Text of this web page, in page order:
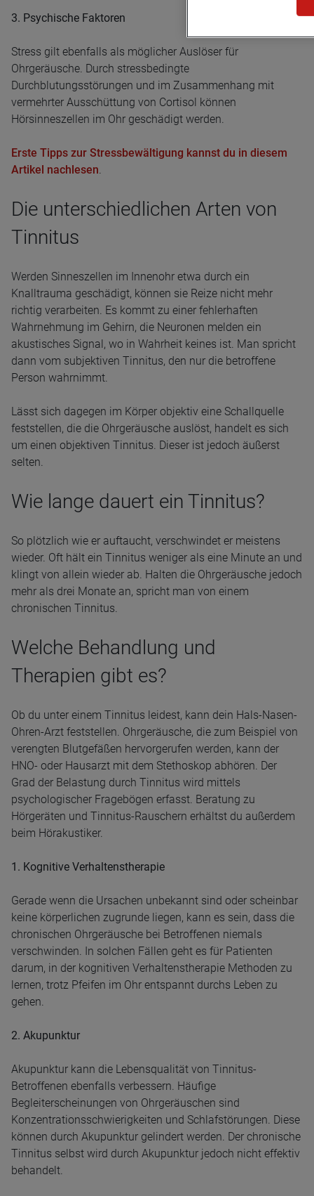
3. Psychische Faktoren
Stress gilt ebenfalls als möglicher Auslöser für
Ohrgeräusche. Durch stressbedingte
Durchblutungsstörungen und im Zusammenhang mit
vermehrter Ausschüttung von Cortisol können
Hörsinneszellen im Ohr geschädigt werden.
Erste Tipps zur Stressbewältigung kannst du in diesem
Artikel nachlesen.
Die unterschiedlichen Arten von
Tinnitus
Werden Sinneszellen im Innenohr etwa durch ein
Knalltrauma geschädigt, können sie Reize nicht mehr
richtig verarbeiten. Es kommt zu einer fehlerhaften
Wahrnehmung im Gehirn, die Neuronen melden ein
akustisches Signal, wo in Wahrheit keines ist. Man spricht
dann vom subjektiven Tinnitus, den nur die betroffene
Person wahrnimmt.
Lässt sich dagegen im Körper objektiv eine Schallquelle
feststellen, die die Ohrgeräusche auslöst, handelt es sich
um einen objektiven Tinnitus. Dieser ist jedoch äußerst
selten.
Wie lange dauert ein Tinnitus?
So plötzlich wie er auftaucht, verschwindet er meistens
wieder. Oft hält ein Tinnitus weniger als eine Minute an und
klingt von allein wieder ab. Halten die Ohrgeräusche jedoch
mehr als drei Monate an, spricht man von einem
chronischen Tinnitus.
Welche Behandlung und
Therapien gibt es?
Ob du unter einem Tinnitus leidest, kann dein Hals-Nasen-
Ohren-Arzt feststellen. Ohrgeräusche, die zum Beispiel von
verengten Blutgefäßen hervorgerufen werden, kann der
HNO- oder Hausarzt mit dem Stethoskop abhören. Der
Grad der Belastung durch Tinnitus wird mittels
psychologischer Fragebögen erfasst. Beratung zu
Hörgeräten und Tinnitus-Rauschern erhältst du außerdem
beim Hörakustiker.
1. Kognitive Verhaltenstherapie
Gerade wenn die Ursachen unbekannt sind oder scheinbar
keine körperlichen zugrunde liegen, kann es sein, dass die
chronischen Ohrgeräusche bei Betroffenen niemals
verschwinden. In solchen Fällen geht es für Patienten
darum, in der kognitiven Verhaltenstherapie Methoden zu
lernen, trotz Pfeifen im Ohr entspannt durchs Leben zu
gehen.
2. Akupunktur
Akupunktur kann die Lebensqualität von Tinnitus-
Betroffenen ebenfalls verbessern. Häufige
Begleiterscheinungen von Ohrgeräuschen sind
Konzentrationsschwierigkeiten und Schlafstörungen. Diese
können durch Akupunktur gelindert werden. Der chronische
Tinnitus selbst wird durch Akupunktur jedoch nicht effektiv
behandelt.